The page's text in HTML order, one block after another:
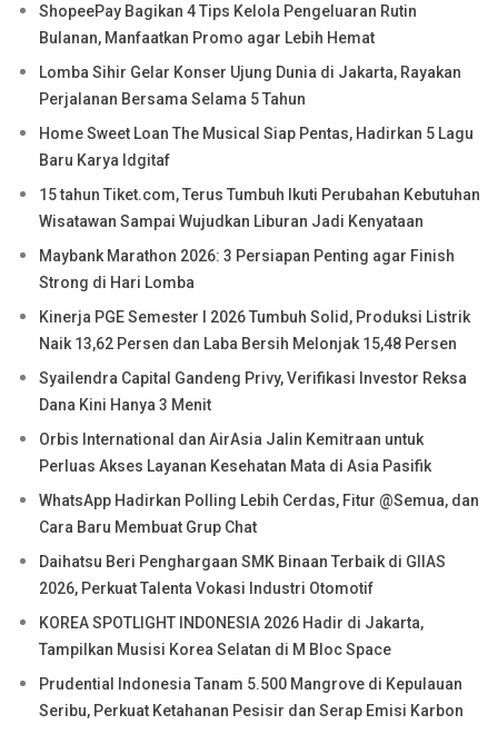
ShopeePay Bagikan 4 Tips Kelola Pengeluaran Rutin
Bulanan, Manfaatkan Promo agar Lebih Hemat
Lomba Sihir Gelar Konser Ujung Dunia di Jakarta, Rayakan
Perjalanan Bersama Selama 5 Tahun
Home Sweet Loan The Musical Siap Pentas, Hadirkan 5 Lagu
Baru Karya Idgitaf
15 tahun Tiket.com, Terus Tumbuh Ikuti Perubahan Kebutuhan
Wisatawan Sampai Wujudkan Liburan Jadi Kenyataan
Maybank Marathon 2026: 3 Persiapan Penting agar Finish
Strong di Hari Lomba
Kinerja PGE Semester I 2026 Tumbuh Solid, Produksi Listrik
Naik 13,62 Persen dan Laba Bersih Melonjak 15,48 Persen
Syailendra Capital Gandeng Privy, Verifikasi Investor Reksa
Dana Kini Hanya 3 Menit
Orbis International dan AirAsia Jalin Kemitraan untuk
Perluas Akses Layanan Kesehatan Mata di Asia Pasifik
WhatsApp Hadirkan Polling Lebih Cerdas, Fitur @Semua, dan
Cara Baru Membuat Grup Chat
Daihatsu Beri Penghargaan SMK Binaan Terbaik di GIIAS
2026, Perkuat Talenta Vokasi Industri Otomotif
KOREA SPOTLIGHT INDONESIA 2026 Hadir di Jakarta,
Tampilkan Musisi Korea Selatan di M Bloc Space
Prudential Indonesia Tanam 5.500 Mangrove di Kepulauan
Seribu, Perkuat Ketahanan Pesisir dan Serap Emisi Karbon